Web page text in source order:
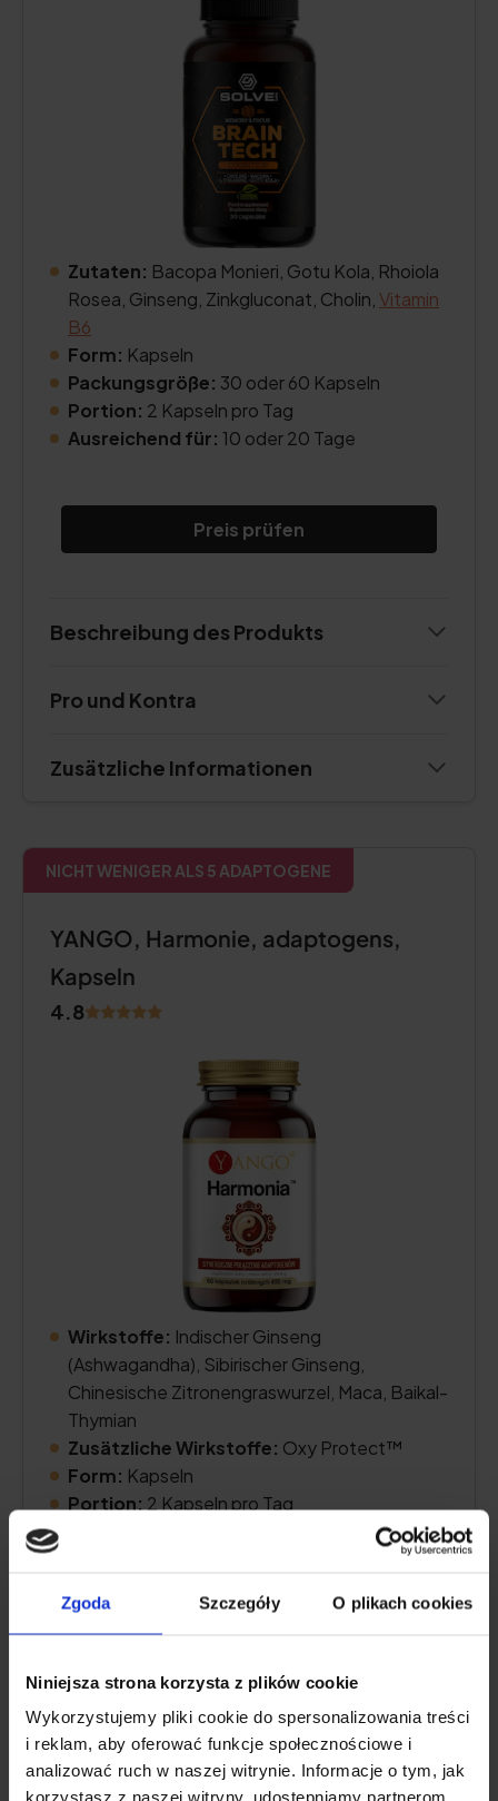
Zgoda Szczegóły O plikach cookies
Niniejsza strona korzysta z plików cookie
Wykorzystujemy pliki cookie do spersonalizowania treści
i reklam, aby oferować funkcje społecznościowe i
analizować ruch w naszej witrynie. Informacje o tym, jak
korzystasz z naszej witryny, udostępniamy partnerom
Zutaten: Bacopa Monieri, Gotu Kola, Rhoiola
Rosea, Ginseng, Zinkgluconat, Cholin, Vitamin
B6
Form: Kapseln
Packungsgröße: 30 oder 60 Kapseln
Portion: 2 Kapseln pro Tag
Ausreichend für: 10 oder 20 Tage
Preis prüfen
Beschreibung des Produkts
Pro und Kontra
Zusätzliche Informationen
NICHT WENIGER ALS 5 ADAPTOGENE
YANGO, Harmonie, adaptogens,
Kapseln
4.8
Wirkstoffe: Indischer Ginseng
(Ashwagandha), Sibirischer Ginseng,
Chinesische Zitronengraswurzel, Maca, Baikal-
Thymian
Zusätzliche Wirkstoffe: Oxy Protect™
Form: Kapseln
Portion: 2 Kapseln pro Tag
Beschreibung des Produkts
Pro und Kontra